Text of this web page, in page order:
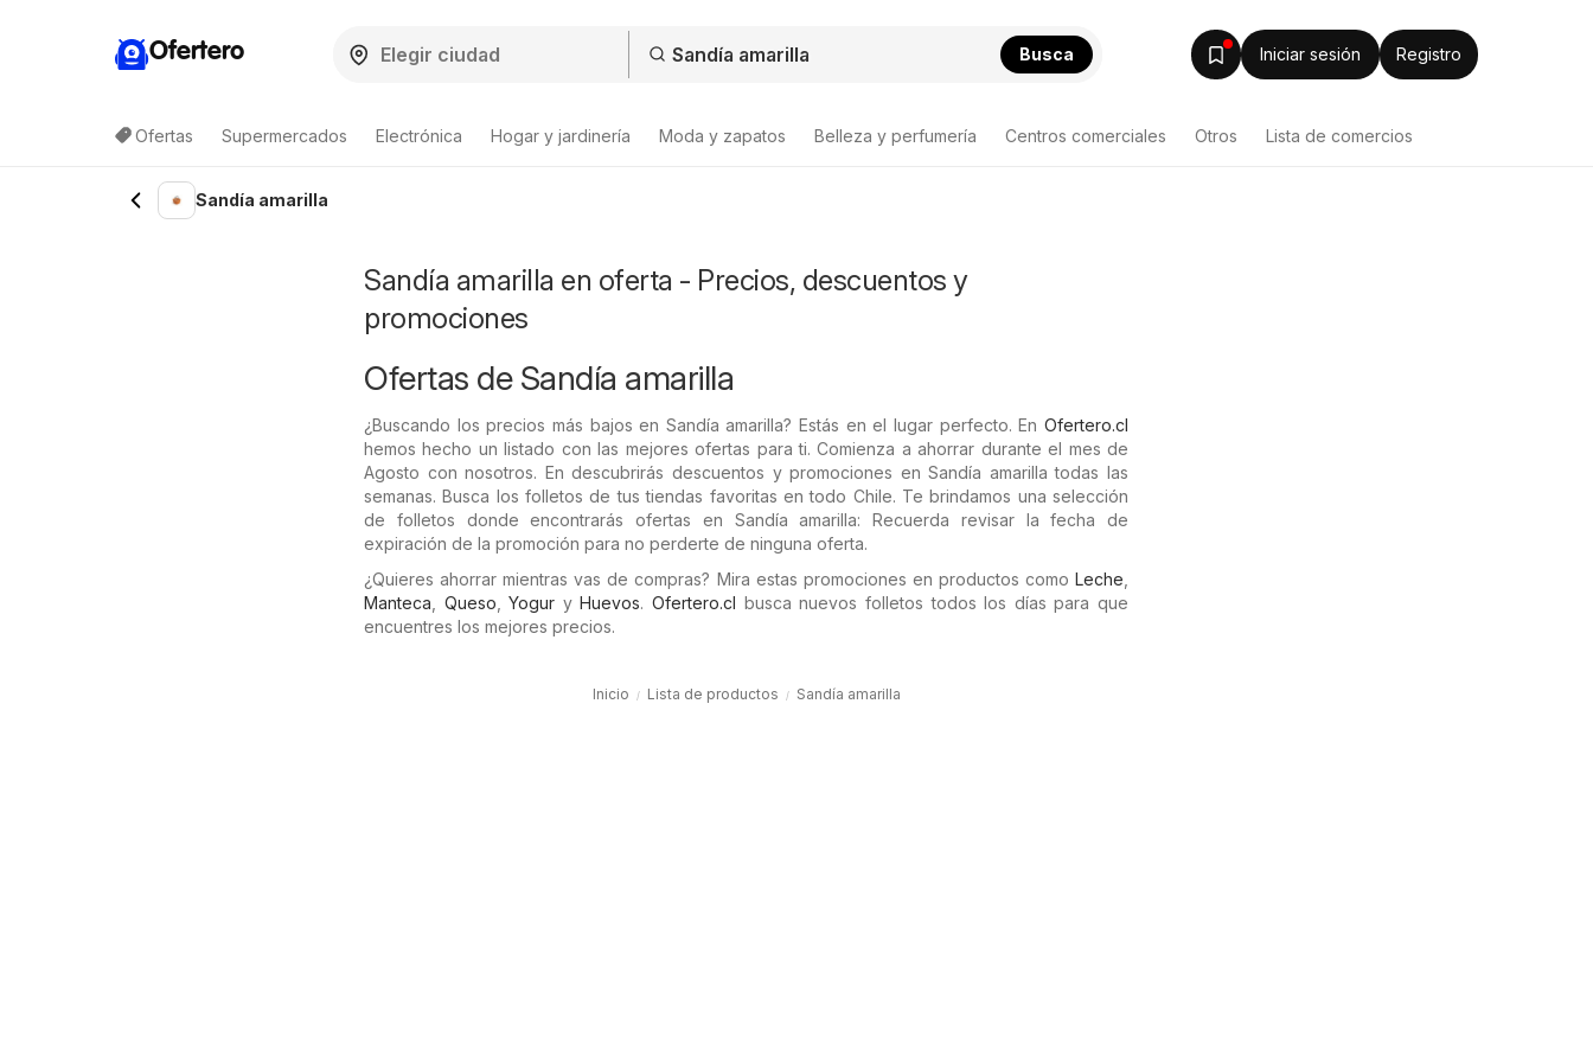
Ofertero Busca Iniciar sesión Registro
Ofertas Supermercados Electrónica Hogar y jardinería Moda y zapatos Belleza y perfumería Centros comerciales Otros Lista de comercios
Lista de productosSandía amarilla
Sandía amarilla en oferta - Precios, descuentos y
promociones
Ofertas de Sandía amarilla
¿Buscando los precios más bajos en Sandía amarilla? Estás en el lugar perfecto. En Ofertero.cl
hemos hecho un listado con las mejores ofertas para ti. Comienza a ahorrar durante el mes de
Agosto con nosotros. En descubrirás descuentos y promociones en Sandía amarilla todas las
semanas. Busca los folletos de tus tiendas favoritas en todo Chile. Te brindamos una selección
de folletos donde encontrarás ofertas en Sandía amarilla: Recuerda revisar la fecha de
expiración de la promoción para no perderte de ninguna oferta.
¿Quieres ahorrar mientras vas de compras? Mira estas promociones en productos como Leche
Manteca
Queso ,Yogur yHuevos.Ofertero.cl busca nuevos folletos todos los días para que
encuentres los mejores precios.
Inicio Lista de productos Sandía amarilla